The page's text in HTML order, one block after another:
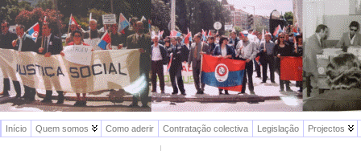
Início Quem somos Como aderir Contratação colectiva Legislação Projectos